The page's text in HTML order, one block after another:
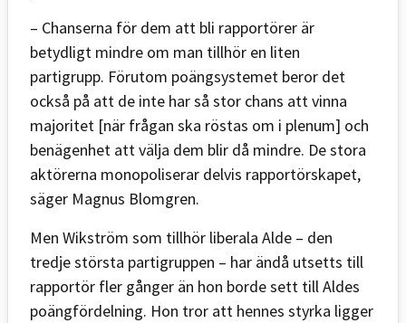
– Chanserna för dem att bli rapportörer är
betydligt mindre om man tillhör en liten
partigrupp. Förutom poängsystemet beror det
också på att de inte har så stor chans att vinna
majoritet [när frågan ska röstas om i plenum] och
benägenhet att välja dem blir då mindre. De stora
aktörerna monopoliserar delvis rapportörskapet,
säger Magnus Blomgren.
Men Wikström som tillhör liberala Alde – den
tredje största partigruppen – har ändå utsetts till
rapportör fler gånger än hon borde sett till Aldes
poängfördelning. Hon tror att hennes styrka ligger